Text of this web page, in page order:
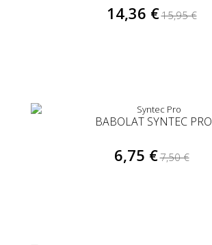
14,36 €15,95 €
BABOLAT SYNTEC PRO
6,75 €7,50 €